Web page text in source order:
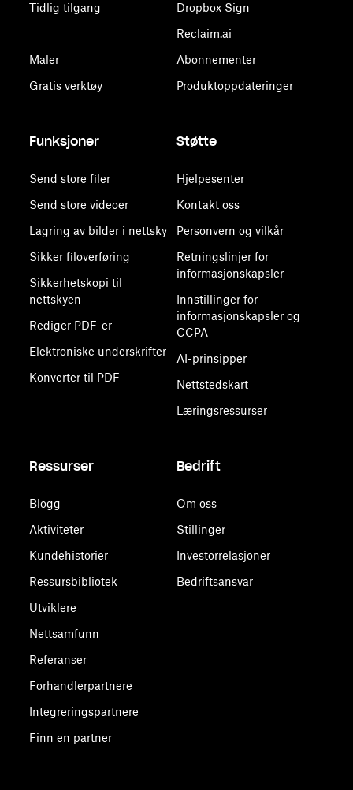
Tidlig tilgang
Maler
Gratis verktøy
Dropbox Sign
Reclaim.ai
Abonnementer
Produktoppdateringer
Funksjoner
Send store filer
Send store videoer
Lagring av bilder i nettsky
Sikker filoverføring
Sikkerhetskopi til
nettskyen
Rediger PDF-er
Elektroniske underskrifter
Konverter til PDF
Støtte
Hjelpesenter
Kontakt oss
Personvern og vilkår
Retningslinjer for
informasjonskapsler
Innstillinger for
informasjonskapsler og
CCPA
AI-prinsipper
Nettstedskart
Læringsressurser
Ressurser
Blogg
Aktiviteter
Kundehistorier
Ressursbibliotek
Utviklere
Nettsamfunn
Referanser
Forhandlerpartnere
Integreringspartnere
Finn en partner
Bedrift
Om oss
Stillinger
Investorrelasjoner
Bedriftsansvar